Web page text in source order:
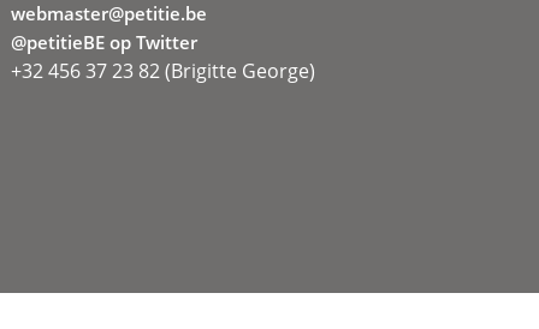
webmaster@petitie.be
@petitieBE op Twitter
+32 456 37 23 82 (Brigitte George)